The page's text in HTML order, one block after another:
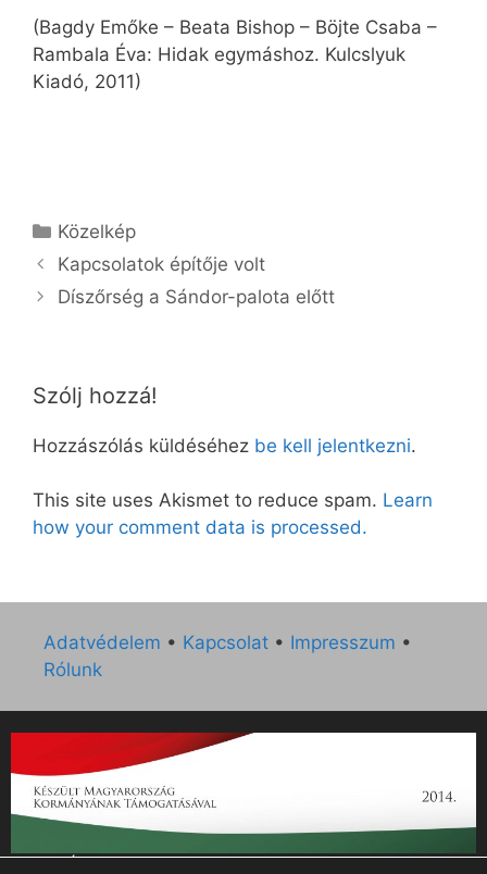
(Bagdy Emőke – Beata Bishop – Böjte Csaba –
Rambala Éva: Hidak egymáshoz. Kulcslyuk
Kiadó, 2011)
Kategória
Közelkép
Kapcsolatok építője volt
Díszőrség a Sándor-palota előtt
Szólj hozzá!
Hozzászólás küldéséhez be kell jelentkezni.
This site uses Akismet to reduce spam. Learn
how your comment data is processed.
Adatvédelem • Kapcsolat • Impresszum •
Rólunk
„Az Új Ember katolikus hetilap 2014. évi működésének